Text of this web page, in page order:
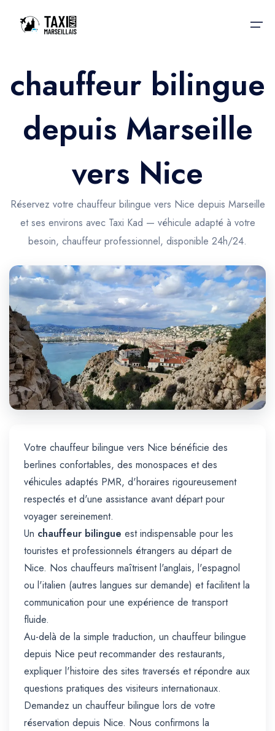
Accueil
Nos services
Nos services
Trajet Gare SNCF
Trajet Port croisière
Trajet Séminaire
Trajet Santé
Trajet Longue Distance
Taxis aéroport
Réservation
Actualités & évènements
Contactez-nous
chauffeur bilingue
depuis Marseille
vers Nice
Réservez votre chauffeur bilingue vers Nice depuis Marseille
et ses environs avec Taxi Kad — véhicule adapté à votre
besoin, chauffeur professionnel, disponible 24h/24.
Votre chauffeur bilingue vers Nice bénéficie des
berlines confortables, des monospaces et des
véhicules adaptés PMR, d'horaires rigoureusement
respectés et d'une assistance avant départ pour
voyager sereinement.
Un chauffeur bilingue est indispensable pour les
touristes et professionnels étrangers au départ de
Nice. Nos chauffeurs maîtrisent l'anglais, l'espagnol
ou l'italien (autres langues sur demande) et facilitent la
communication pour une expérience de transport
fluide.
Au-delà de la simple traduction, un chauffeur bilingue
depuis Nice peut recommander des restaurants,
expliquer l'histoire des sites traversés et répondre aux
questions pratiques des visiteurs internationaux.
Demandez un chauffeur bilingue lors de votre
réservation depuis Nice. Nous confirmons la